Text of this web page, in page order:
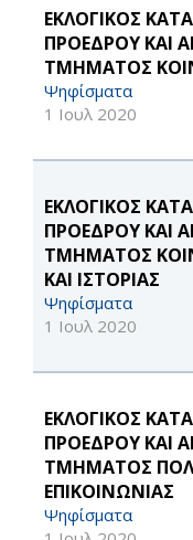
ΕΚΛΟΓΙΚΟΣ
ΠΡΟΕΔΡΟΥ ΚΑΙ
ΤΜΗΜΑΤΟΣ
Ψηφίσματα
1 Ιουλ 2020
ΕΚΛΟΓΙΚΟΣ
ΠΡΟΕΔΡΟΥ ΚΑΙ
ΤΜΗΜΑΤΟΣ
ΚΑΙ ΙΣΤΟΡΙΑΣ
Ψηφίσματα
1 Ιουλ 2020
ΕΚΛΟΓΙΚΟΣ
ΠΡΟΕΔΡΟΥ ΚΑΙ
ΤΜΗΜΑΤΟΣ
ΕΠΙΚΟΙΝΩΝΙΑΣ
Ψηφίσματα